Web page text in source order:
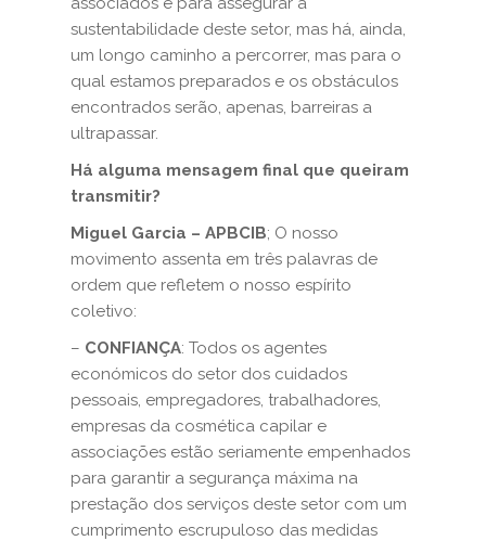
sustentabilidade deste setor, mas há, ainda,
um longo caminho a percorrer, mas para o
qual estamos preparados e os obstáculos
encontrados serão, apenas, barreiras a
ultrapassar.
Há alguma mensagem final que queiram
transmitir?
Miguel Garcia – APBCIB; O nosso
movimento assenta em três palavras de
ordem que refletem o nosso espírito
coletivo:
– CONFIANÇA: Todos os agentes
económicos do setor dos cuidados
pessoais, empregadores, trabalhadores,
empresas da cosmética capilar e
associações estão seriamente empenhados
para garantir a segurança máxima na
prestação dos serviços deste setor com um
cumprimento escrupuloso das medidas